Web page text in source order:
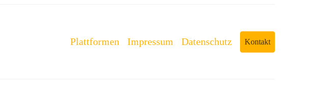
Plattformen Impressum Datenschutz Kontakt